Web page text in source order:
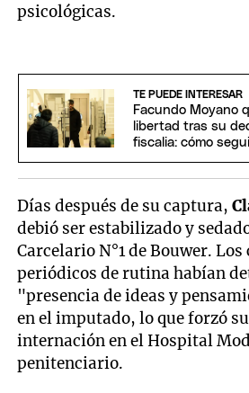
psicológicas.
TE PUEDE INTERESAR
Facundo Moyano
libertad tras su
fiscalia: cómo
Días después de su captura,
debió ser estabilizado y
Carcelario N°1 de Bouwer.
periódicos de rutina habían
"presencia de ideas y
en el imputado, lo que forzó
internación en el Hospital
penitenciario.